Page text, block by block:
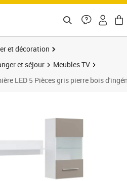
et décoration
et séjour
Meubles TV
LED 5 Pièces gris pierre bois